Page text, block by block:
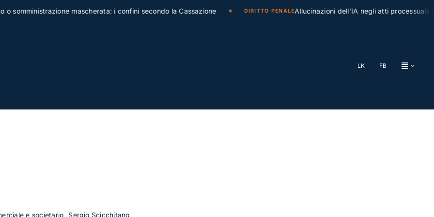
mascherata: i confini secondo la Cassazione DIRITTO PENALEAllucinazioni dell’IA negli atti processuali: la
LK FB
e societario Sergio Scicchitano